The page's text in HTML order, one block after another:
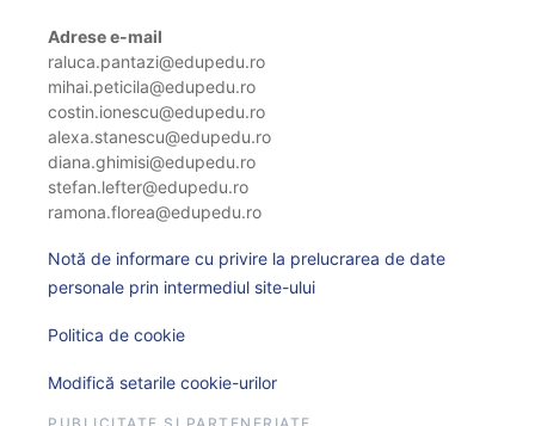
Adrese e-mail
raluca.pantazi@edupedu.ro
mihai.peticila@edupedu.ro
costin.ionescu@edupedu.ro
alexa.stanescu@edupedu.ro
diana.ghimisi@edupedu.ro
stefan.lefter@edupedu.ro
ramona.florea@edupedu.ro
Notă de informare cu privire la prelucrarea de date
personale prin intermediul site-ului
Politica de cookie
Modifică setarile cookie-urilor